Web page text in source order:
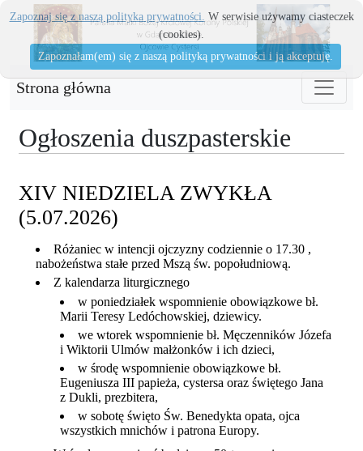
Strona główna
Ogłoszenia duszpasterskie
XIV NIEDZIELA ZWYKŁA
(5.07.2026)
Różaniec w intencji ojczyzny codziennie o 17.30 ,
nabożeństwa stałe przed Mszą św. popołudniową.
Z kalendarza liturgicznego
w poniedziałek wspomnienie obowiązkowe bł.
Marii Teresy Ledóchowskiej, dziewicy.
we wtorek wspomnienie bł. Męczenników Józefa
i Wiktorii Ulmów małżonków i ich dzieci,
w środę wspomnienie obowiązkowe bł.
Eugeniusza III papieża, cystersa oraz świętego Jana
z Dukli, prezbitera,
w sobotę święto Św. Benedykta opata, ojca
wszystkich mnichów i patrona Europy.
Zapoznaj się z naszą polityka prywatności. W serwisie używamy ciasteczek
(cookies).
Zapoznałam(em) się z naszą polityką prywatności i ją akceptuję.